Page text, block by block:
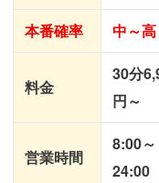
本番確率 中～高
料金
30分
円～
営業時間
8:00～
24:00